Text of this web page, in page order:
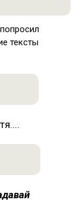
тексты